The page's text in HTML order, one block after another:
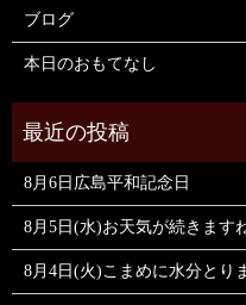
ブログ
本日のおもてなし
8月6日広島平和記念日
8月5日(水)お天気が続きます
8月4日(火)こまめに水分とり